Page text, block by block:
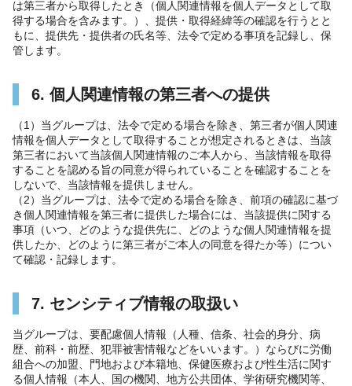
は第三者から取得したとき（個人関連情報を個人データとして取
得する場合を含みます。）、提供・取得経緯等の確認を行うとと
もに、提供先・提供者の氏名等、法令で定める事項を記録し、保
管します。
6. 個人関連情報の第三者への提供
（1）当グループは、法令で定める場合を除き、第三者が個人関連
情報を個人データとして取得することが想定されるときは、当該
第三者において当該個人関連情報のご本人から、当該情報を取得
することを認める旨の同意が得られていることを確認することを
しないで、当該情報を提供しません。
（2）当グループは、法令で定める場合を除き、前項の確認に基づ
き個人関連情報を第三者に提供した場合には、当該提供に関する
事項（いつ、どのような提供先に、どのような個人関連情報を提
供したか、どのように第三者がご本人の同意を得たか等）につい
て確認・記録します。
7. センシティブ情報の取扱い
当グループは、要配慮個人情報（人種、信条、社会的身分、病
歴、前科・前歴、犯罪被害情報などをいいます。）ならびに労働
組合への加盟、門地および本籍地、保健医療および性生活に関す
る個人情報（本人、国の機関、地方公共団体、学術研究機関等、